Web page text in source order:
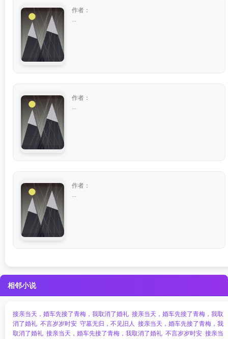
作者：
作者：
作者：
相邻小说
接亲当天，婚车先接了青梅，我取消了婚礼 接亲当天，婚车先接了青梅，我取
消了婚礼 不言岁岁时安 守墓无归，不见旧人 接亲当天，婚车先接了青梅，我
取消了婚礼 接亲当天，婚车先接了青梅，我取消了婚礼 不言岁岁时安 接亲当